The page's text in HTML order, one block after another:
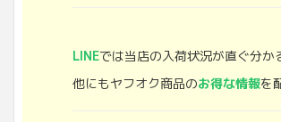
LINEでは当店の入荷状況が直ぐ分か
他にもヤフオク商品のお得な情報を